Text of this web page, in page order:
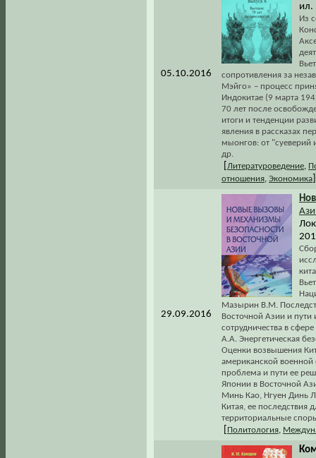
05.10.2016
ил.
Из
сопротивления за
Мэйго» – процесс
Индокитае (9 марта
70 лет после
итоги и тенденции
явления в рассказах
мыонгов: от "суеверий
др.
Литературоведение
отношения Экономика
29.09.2016
Мазырин В.М.
Восточной Азии и
сотрудничества в
А.А. Энергетическая
Оценки возвышения
американской военной
проблема и пути ее
Японии в Восточной
Минь Као, Нгуен Динь
Китая, ее
территориальные
Политология